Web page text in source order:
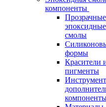
компоненты
Прозрачные
эпоксидные
смолы
формы
Красители
пигменты